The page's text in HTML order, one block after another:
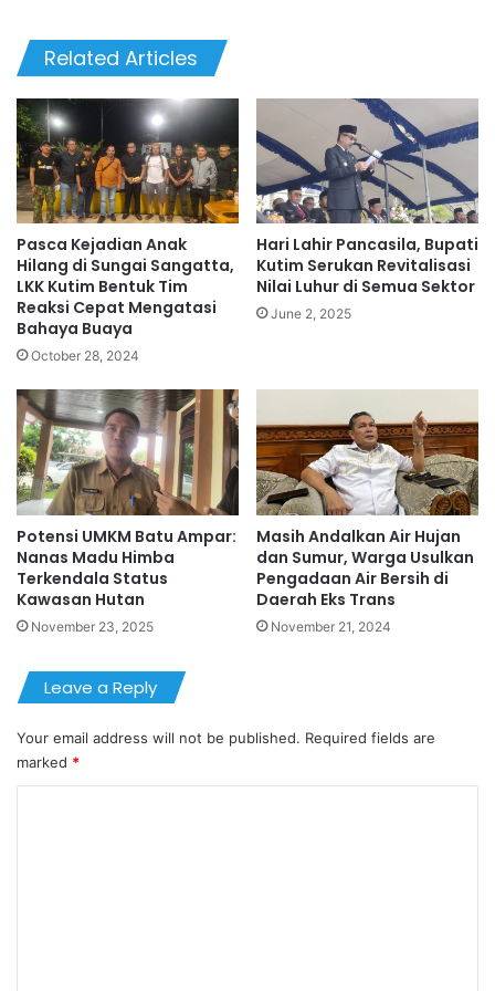
Related Articles
Pasca Kejadian Anak
Hilang di Sungai Sangatta,
LKK Kutim Bentuk Tim
Reaksi Cepat Mengatasi
Bahaya Buaya
October 28, 2024
Hari Lahir Pancasila, Bupati
Kutim Serukan Revitalisasi
Nilai Luhur di Semua Sektor
June 2, 2025
Potensi UMKM Batu Ampar:
Nanas Madu Himba
Terkendala Status
Kawasan Hutan
November 23, 2025
Masih Andalkan Air Hujan
dan Sumur, Warga Usulkan
Pengadaan Air Bersih di
Daerah Eks Trans
November 21, 2024
Leave a Reply
Your email address will not be published. Required fields are
marked *